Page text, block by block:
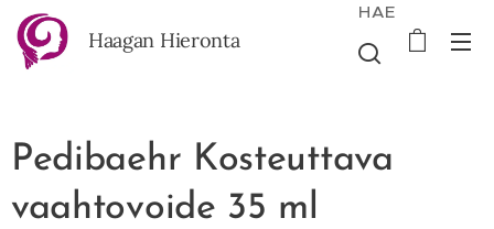
Haagan Hieronta
HAE
Pedibaehr Kosteuttava
vaahtovoide 35 ml